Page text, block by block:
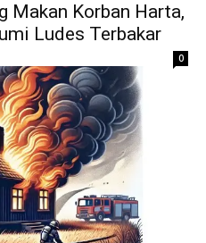
Makan Korban Harta,
Ludes Terbakar
0